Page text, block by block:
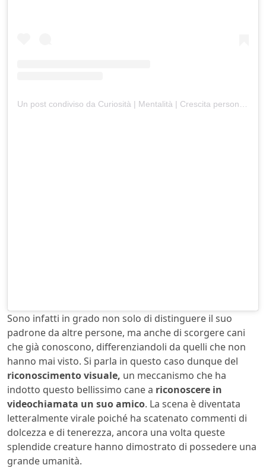
Sono infatti in grado non solo di distinguere il suo
padrone da altre persone, ma anche di scorgere cani
che già conoscono, differenziandoli da quelli che non
hanno mai visto. Si parla in questo caso dunque del
riconoscimento visuale, un meccanismo che ha
indotto questo bellissimo cane a riconoscere in
videochiamata un suo amico. La scena è diventata
letteralmente virale poiché ha scatenato commenti di
dolcezza e di tenerezza, ancora una volta queste
splendide creature hanno dimostrato di possedere una
grande umanità.